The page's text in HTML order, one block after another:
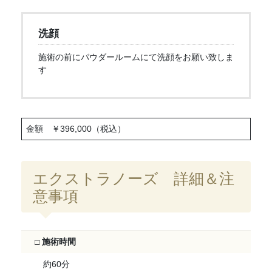
洗顔
施術の前にパウダールームにて洗顔をお願い致しま
す
金額 ￥396,000（税込）
エクストラノーズ 詳細＆注
意事項
□ 施術時間
約60分